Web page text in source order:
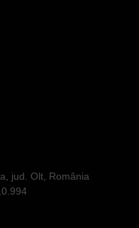
jud. Olt, România